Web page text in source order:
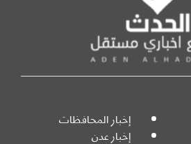
إخبار المحافظات
إخبار عدن